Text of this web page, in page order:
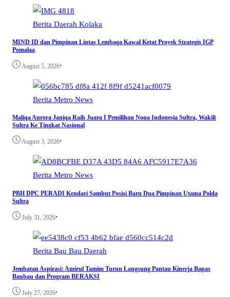
Berita Daerah Kolaka
MIND ID dan Pimpinan Lintas Lembaga Kawal Ketat Proyek Strategis IGP
Pomalaa
August 5, 2026•
Berita Metro News
Maliqa Aurora Janiqa Raih Juara I Pemilihan Nona Indonesia Sultra, Wakili
Sultra Ke Tingkat Nasional
August 3, 2026•
Berita Metro News
PBH DPC PERADI Kendari Sambut Posisi Baru Dua Pimpinan Utama Polda
Sultra
July 31, 2026•
Berita Bau Bau Daerah
Jembatan Aspirasi: Amirul Tamim Turun Langsung Pantau Kinerja Bapas
Baubau dan Program BERAKSI
July 27, 2026•